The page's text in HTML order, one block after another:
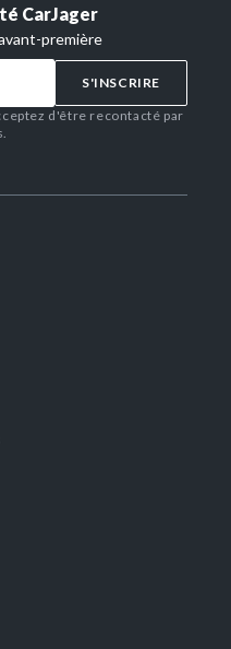
CarJager
première
S'INSCRIRE
d'être recontacté par